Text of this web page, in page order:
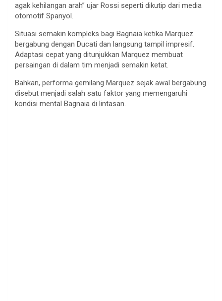
agak kehilangan arah” ujar Rossi seperti dikutip dari media
otomotif Spanyol.
Situasi semakin kompleks bagi Bagnaia ketika Marquez
bergabung dengan Ducati dan langsung tampil impresif.
Adaptasi cepat yang ditunjukkan Marquez membuat
persaingan di dalam tim menjadi semakin ketat.
Bahkan, performa gemilang Marquez sejak awal bergabung
disebut menjadi salah satu faktor yang memengaruhi
kondisi mental Bagnaia di lintasan.